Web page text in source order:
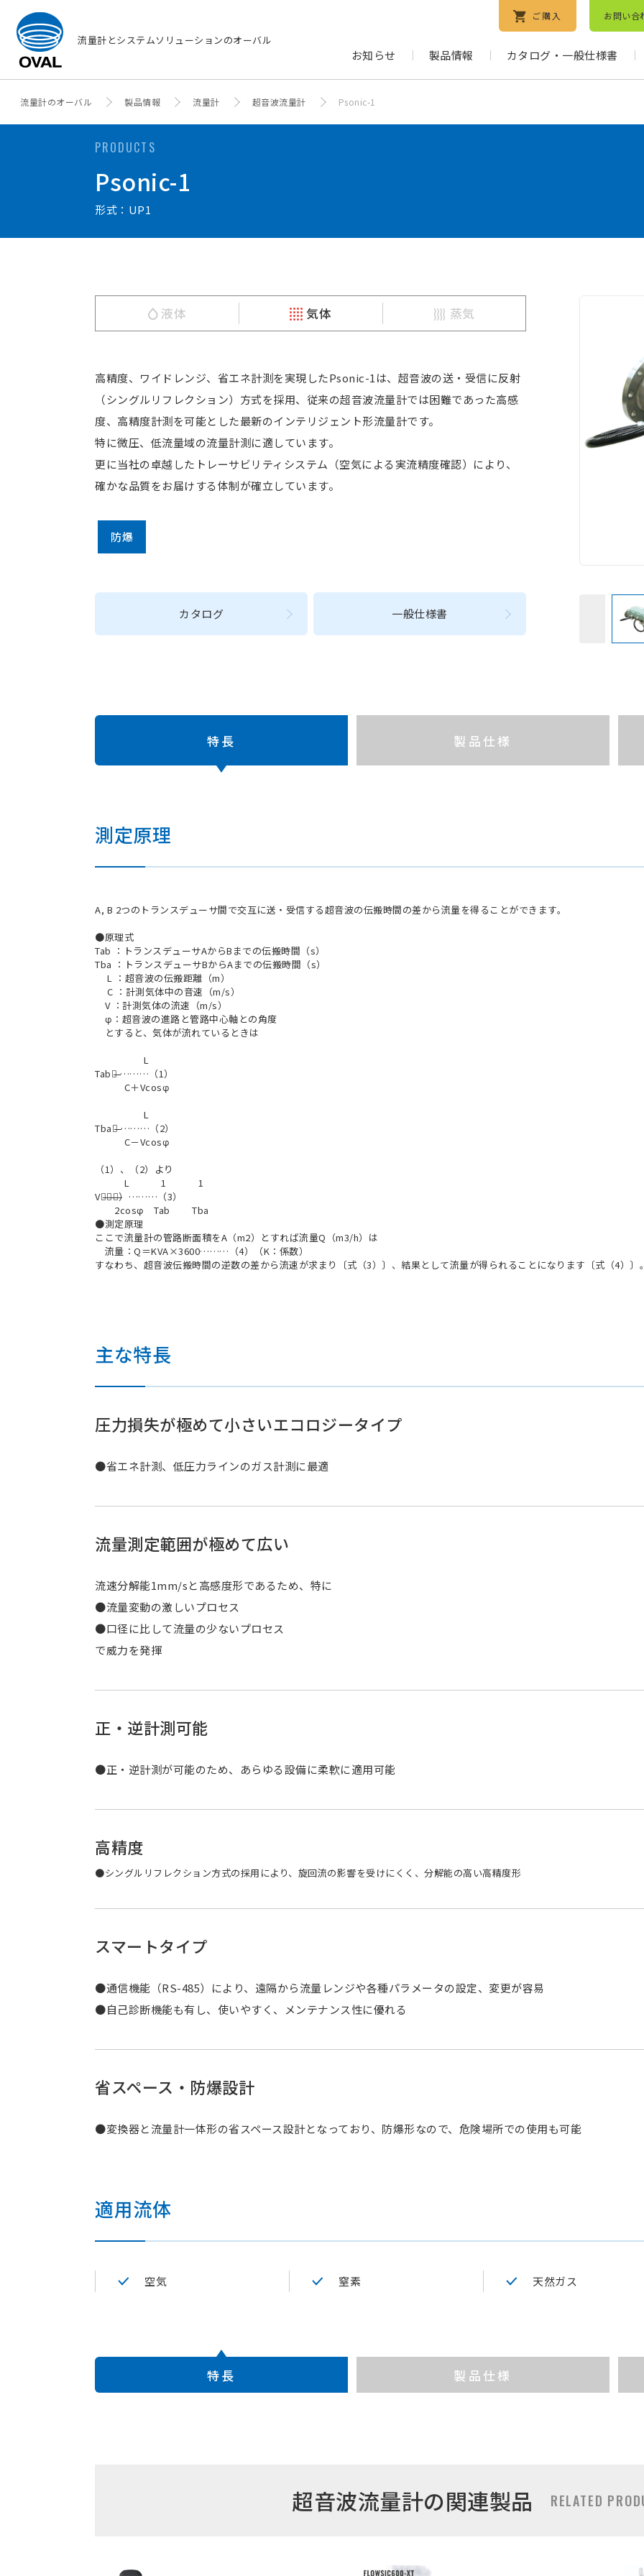
流量計とシステムソリューションのオーバル
ご購入 お問い合
お知らせ 製品情報 カタログ・一般仕様書
流量計のオーバル 製品情報 流量計 超音波流量計 Psonic-1
PRODUCTS
Psonic-1
形式：UP1
液体 気体 蒸気
高精度、ワイドレンジ、省エネ計測を実現したPsonic-1は、超音波の送・受信に反射
（シングルリフレクション）方式を採用、従来の超音波流量計では困難であった高感
度、高精度計測を可能とした最新のインテリジェント形流量計です。
特に微圧、低流量域の流量計測に適しています。
更に当社の卓越したトレーサビリティシステム（空気による実流精度確認）により、
確かな品質をお届けする体制が確立しています。
防爆
カタログ 一般仕様書
特長 製品仕様
測定原理
A, B 2つのトランスデューサ間で交互に送・受信する超音波の伝搬時間の差から流量を得ることができます。
●原理式
Tab ：トランスデューサAからBまでの伝搬時間（s）
Tba ：トランスデューサBからAまでの伝搬時間（s）
L ：超音波の伝搬距離（m）
C ：計測気体中の音速（m/s）
V ：計測気体の流速（m/s）
φ：超音波の進路と管路中心軸との角度
とすると、気体が流れているときは
L
Tab＝̶̶̶̶̶ ………（1）
C＋Vcosφ
L
Tba＝̶̶̶̶̶ ………（2）
C－Vcosφ
（1）、（2）より
L 1 1
V＝̶̶̶（̶̶̶－̶̶̶）………（3）
2cosφ Tab Tba
●測定原理
ここで流量計の管路断面積をA（m2）とすれば流量Q（m3/h）は
流量：Q＝KVA×3600………（4）（K：係数）
すなわち、超音波伝搬時間の逆数の差から流速が求まり〔式（3）〕、結果として流量が得られることになります〔式（4）〕。
主な特長
圧力損失が極めて小さいエコロジータイプ
●省エネ計測、低圧力ラインのガス計測に最適
流量測定範囲が極めて広い
流速分解能1mm/sと高感度形であるため、特に
●流量変動の激しいプロセス
●口径に比して流量の少ないプロセス
で威力を発揮
正・逆計測可能
●正・逆計測が可能のため、あらゆる設備に柔軟に適用可能
高精度
●シングルリフレクション方式の採用により、旋回流の影響を受けにくく、分解能の高い高精度形
スマートタイプ
●通信機能（RS-485）により、遠隔から流量レンジや各種パラメータの設定、変更が容易
●自己診断機能も有し、使いやすく、メンテナンス性に優れる
省スペース・防爆設計
●変換器と流量計一体形の省スペース設計となっており、防爆形なので、危険場所での使用も可能
適用流体
空気 窒素 天然ガス
特長 製品仕様
超音波流量計の関連製品 RELATED